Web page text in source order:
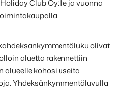
Club Oy:lle ja vuonna
olivat
aluetta rakennettiin
alueelle kohosi useita
Yhdeksänkymmentäluvulla